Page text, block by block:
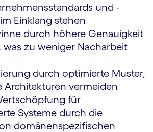
und -
Einklang stehen
durch höhere Genauigkeit
zu weniger Nacharbeit
durch optimierte Muster,
Architekturen vermeiden
für
Systeme durch die
domänenspezifischen